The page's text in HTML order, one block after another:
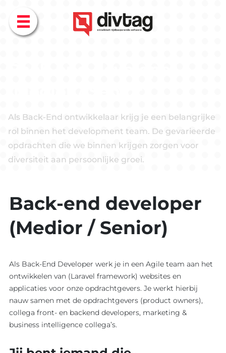
Menu
Als Back-End ontwikkelaar krijg je een belangrijke
rol binnen het development team. De gevarieerde
opdrachten die we binnen krijgen zorgen voor
diversiteit aan persoonlijke groei.
Back-end developer
(Medior / Senior)
Als Back-End Developer werk je in een Agile team aan het
ontwikkelen van (Laravel framework) websites en
applicaties voor onze opdrachtgevers. Je werkt hierbij
nauw samen met de opdrachtgevers (product owners),
collega front- en backend developers, marketing &
business intelligence collega’s.